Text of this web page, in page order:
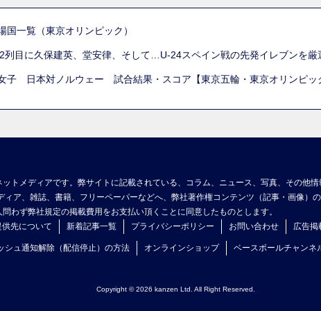
一覧（東京オリンピック）
列目に久保建英、堂安律、そして…U-24スペイン戦の先発イレブンを厳
子 日本対ノルウェー 試合結果・スコア【東京五輪・東京オリンピッ
ットメディアです。弊サイトに記載されている、コラム、ニュース、写真、その他
ア、雑誌、書籍、フリーペーパーなどへ、弊社著作権コンテンツ（記事・画像）
わず弊社規定の掲載費用をお支払い頂くことに同意したものとします。
先について 新着記事一覧 プライバシーポリシー お問い合わせ 広告掲
シュ通知解除（配信停止）の方法 オンラインショップ ベースボールチャンネ
Copyright © 2026 kanzen Ltd. All Right Reserved.